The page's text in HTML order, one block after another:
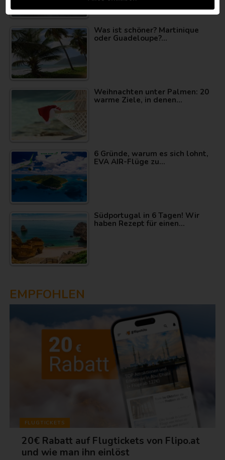
Was ist schöner? Martinique
oder Guadeloupe?…
Weihnachten unter Palmen: 20
warme Ziele, in denen…
6 Gründe, warum es sich lohnt,
EVA AIR-Flüge zu…
Südportugal in 6 Tagen! Wir
haben Rezept für einen…
EMPFOHLEN
FLUGTICKETS
20€ Rabatt auf Flugtickets von Flipo.at
und wie man ihn einlöst